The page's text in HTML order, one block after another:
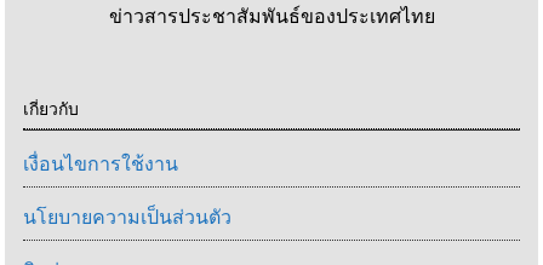
ข่าวสารประชาสัมพันธ์ของประเทศไทย
เกี่ยวกับ
เงื่อนไขการใช้งาน
นโยบายความเป็นส่วนตัว